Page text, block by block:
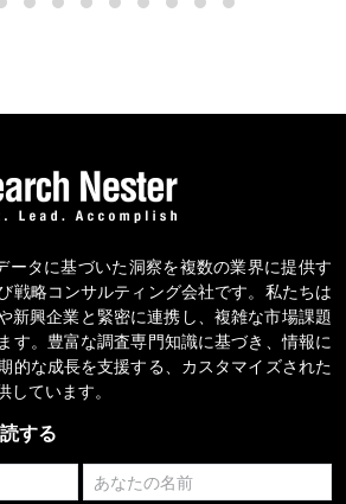
ータに基づいた洞察を複数の業界に提供す
戦略コンサルティング会社です。私たちは
新興企業と緊密に連携し、複雑な市場課題
す。豊富な調査専門知識に基づき、情報に
的な成長を支援する、カスタマイズされた
しています。
する